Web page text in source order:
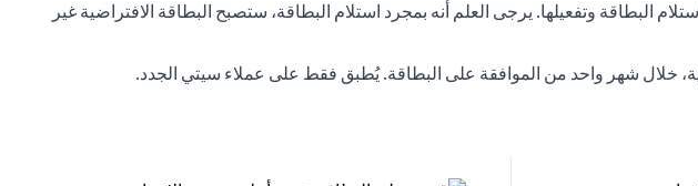
البطاقة وتفعيلها. يرجى العلم أنه بمجرد استلام البطاقة، ستصبح البطاقة الافتراضية غير